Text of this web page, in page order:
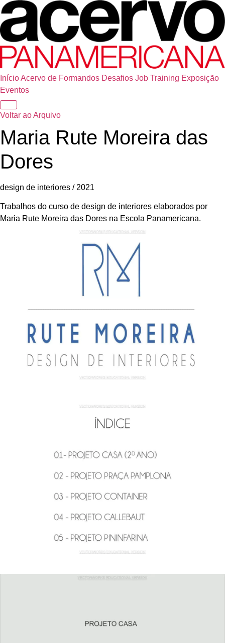
InícioAcervo de Formandos Desafios Job Training Exposição
Eventos
Voltar ao Arquivo
Maria Rute Moreira das
Dores
design de interiores / 2021
Trabalhos do curso de design de interiores elaborados por
Maria Rute Moreira das Dores na Escola Panamericana.